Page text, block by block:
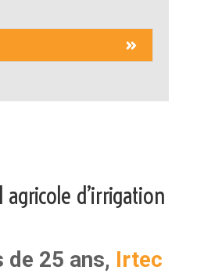
d’irrigation
de 25 ans, Irtec